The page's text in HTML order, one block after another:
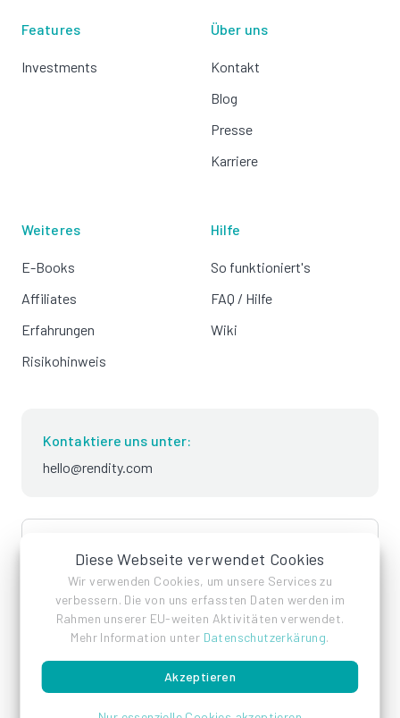
Diese Webseite verwendet Cookies
Wir verwenden Cookies, um unsere Services zu
verbessern. Die von uns erfassten Daten werden im
Rahmen unserer EU-weiten Aktivitäten verwendet.
Mehr Information unter Datenschutzerkärung.
Akzeptieren
Features
Investments
Über uns
Kontakt
Blog
Presse
Karriere
Weiteres
E-Books
Affiliates
Erfahrungen
Risikohinweis
Hilfe
So funktioniert's
FAQ / Hilfe
Wiki
Kontaktiere uns unter:
hello@rendity.com
language
ImpressumDatenschutzAGB